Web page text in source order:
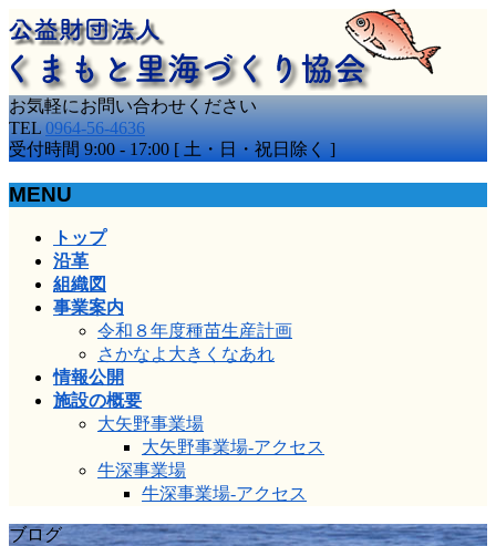
お気軽にお問い合わせください
TEL 0964-56-4636
受付時間 9:00 - 17:00 [ 土・日・祝日除く ]
MENU
トップ
沿革
組織図
事業案内
令和８年度種苗生産計画
さかなよ大きくなあれ
情報公開
施設の概要
大矢野事業場
大矢野事業場-アクセス
牛深事業場
牛深事業場-アクセス
ブログ